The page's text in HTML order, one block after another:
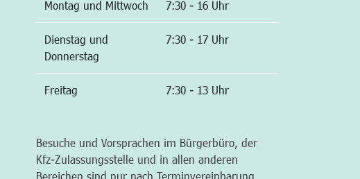
Montag und Mittwoch 7:30 - 16 Uhr
Dienstag und
Donnerstag
7:30 - 17 Uhr
Freitag 7:30 - 13 Uhr
Besuche und Vorsprachen im Bürgerbüro, der
Kfz-Zulassungsstelle und in allen anderen
Bereichen sind nur nach Terminvereinbarung